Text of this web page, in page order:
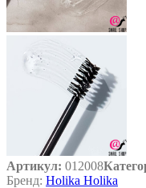
Артикул: 012008
Бренд: Holika Holika